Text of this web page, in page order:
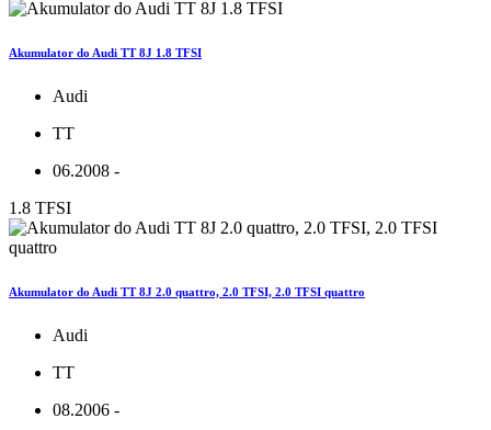
Akumulator do Audi TT 8J 1.8 TFSI
Audi
TT
06.2008 -
1.8 TFSI
Akumulator do Audi TT 8J 2.0 quattro, 2.0 TFSI, 2.0 TFSI quattro
Audi
TT
08.2006 -